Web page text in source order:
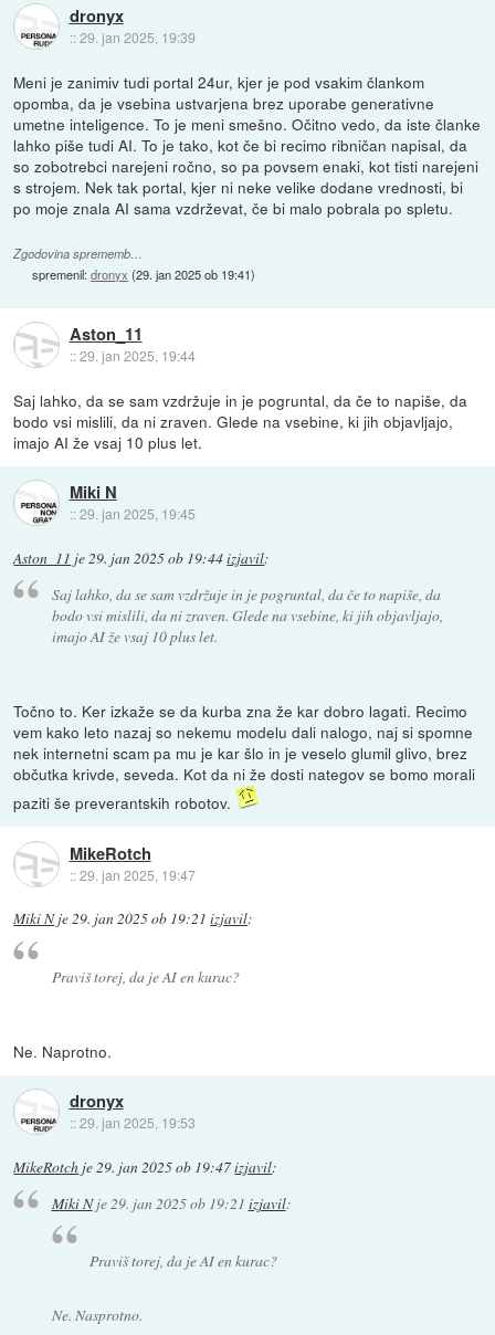
dronyx
::29. jan 2025, 19:39
Meni je zanimiv tudi portal 24ur, kjer je pod vsakim člankom
opomba, da je vsebina ustvarjena brez uporabe generativne
umetne inteligence. To je meni smešno. Očitno vedo, da iste članke
lahko piše tudi AI. To je tako, kot če bi recimo ribničan napisal, da
so zobotrebci narejeni ročno, so pa povsem enaki, kot tisti narejeni
s strojem. Nek tak portal, kjer ni neke velike dodane vrednosti, bi
po moje znala AI sama vzdrževat, če bi malo pobrala po spletu.
Zgodovina sprememb…
spremenil:dronyx (29. jan 2025 ob 19:41)
Aston_11
::29. jan 2025, 19:44
Saj lahko, da se sam vzdržuje in je pogruntal, da če to napiše, da
bodo vsi mislili, da ni zraven. Glede na vsebine, ki jih objavljajo,
imajo AI že vsaj 10 plus let.
Miki N
::29. jan 2025, 19:45
Aston_11 je29. jan 2025 ob 19:44izjavil:
Saj lahko, da se sam vzdržuje in je pogruntal, da če to napiše, da
bodo vsi mislili, da ni zraven. Glede na vsebine, ki jih objavljajo,
imajo AI že vsaj 10 plus let.
Točno to. Ker izkaže se da kurba zna že kar dobro lagati. Recimo
vem kako leto nazaj so nekemu modelu dali nalogo, naj si spomne
nek internetni scam pa mu je kar šlo in je veselo glumil glivo, brez
občutka krivde, seveda. Kot da ni že dosti nategov se bomo morali
paziti še preverantskih robotov.
MikeRotch
::29. jan 2025, 19:47
Miki Nje29. jan 2025 ob 19:21 izjavil:
Praviš torej, da je AI en kurac?
Ne. Naprotno.
dronyx
::29. jan 2025, 19:53
MikeRotch je29. jan 2025 ob 19:47izjavil:
Miki Nje29. jan 2025 ob 19:21 izjavil:
Praviš torej, da je AI en kurac?
Ne. Nasprotno.